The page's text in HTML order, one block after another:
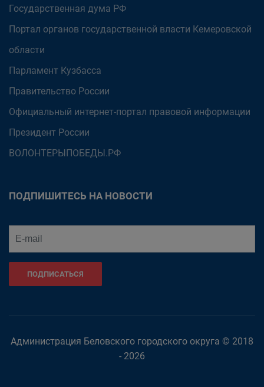
Государственная дума РФ
Портал органов государственной власти Кемеровской
области
Парламент Кузбасса
Правительство России
Официальный интернет-портал правовой информации
Президент России
ВОЛОНТЕРЫПОБЕДЫ.РФ
ПОДПИШИТЕСЬ НА НОВОСТИ
ПОДПИСАТЬСЯ
Администрация Беловского городского округа © 2018
- 2026